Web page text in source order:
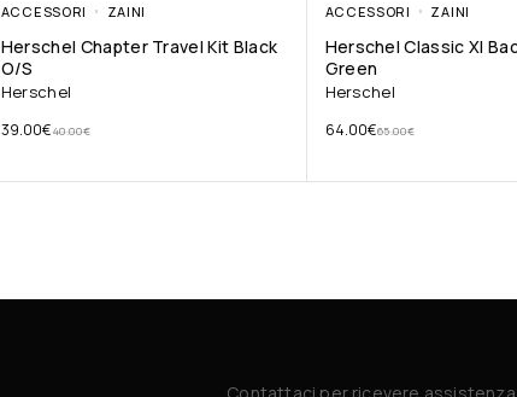
ACCESSORI ZAINI
Herschel Chapter Travel Kit Black
O/S
Herschel
40.00€
39.00€
ACCESSORI ZAINI
Herschel Classic Xl
Green
Herschel
65.00€
64.00€